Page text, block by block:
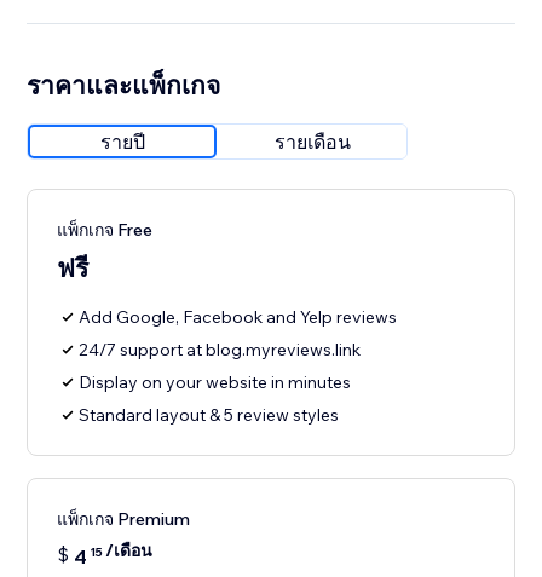
ราคาและแพ็กเกจ
รายปี รายเดือน
แพ็กเกจ Free
ฟรี
Add Google, Facebook and Yelp reviews
24/7 support at blog.myreviews.link
Display on your website in minutes
Standard layout & 5 review styles
แพ็กเกจ Premium
$ 4 15/เดือน